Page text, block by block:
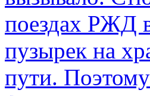
поездах РЖД
пузырек на
пути.